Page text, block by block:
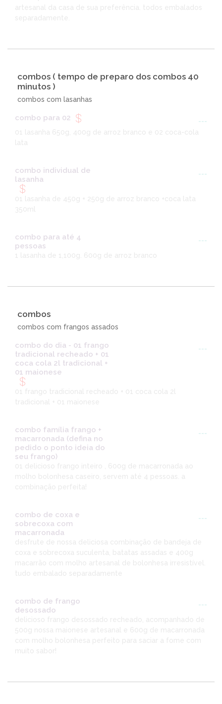
artesanal da casa de sua preferência. todos embalados
combos ( tempo de preparo dos combos 40
minutos )
combos com lasanhas
combo para 02
---
01 lasanha 650g, 400g de arroz branco e 02 coca-cola
combo individual de
lasanha
---
01 lasanha de 450g + 250g de arroz branco +coca lata
350ml
combo para até 4
pessoas
---
1 lasanha de 1,100g. 600g de arroz branco
combos
combos com frangos assados
combo do dia - 01 frango
tradicional recheado + 01
coca cola 2l tradicional +
01 maionese
---
01 frango tradicional recheado + 01 coca cola 2l
tradicional + 01 maionese
combo família frango +
macarronada (defina no
pedido o ponto ideia do
seu frango)
---
01 delicioso frango inteiro , 600g de macarronada ao
molho bolonhesa caseiro, servem até 4 pessoas. a
combinação perfeita!
combo de coxa e
sobrecoxa com
macarronada
---
desfrute de nossa deliciosa combinação de bandeja de
coxa e sobrecoxa suculenta, batatas assadas e 400g
macarrão com molho artesanal de bolonhesa irresistível.
combo de frango
desossado
---
delicioso frango desossado recheado, acompanhado de
500g nossa maionese artesanal e 600g de macarronada
com molho bolonhesa perfeito para saciar a fome com